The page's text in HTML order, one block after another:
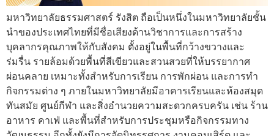
มหาวิทยาลัยธรรมศาสตร์ รังสิต ถือเป็นหนึ่งในมหาวิทยาลัยชั้น
นำของประเทศไทยที่มีชื่อเสียงด้านวิชาการและการสร้าง
บุคลากรคุณภาพให้กับสังคม ตั้งอยู่ในพื้นที่กว้างขวางและ
ร่มรื่น รายล้อมด้วยพื้นที่สีเขียวและสวนสวยที่ให้บรรยากาศ
ผ่อนคลาย เหมาะทั้งสำหรับการเรียน การพักผ่อน และการทำ
กิจกรรมต่าง ๆ ภายในมหาวิทยาลัยมีอาคารเรียนและห้องสมุด
ทันสมัย ศูนย์กีฬา และสิ่งอำนวยความสะดวกครบครัน เช่น ร้าน
อาหาร คาเฟ่ และพื้นที่สำหรับการประชุมหรือกิจกรรมทาง